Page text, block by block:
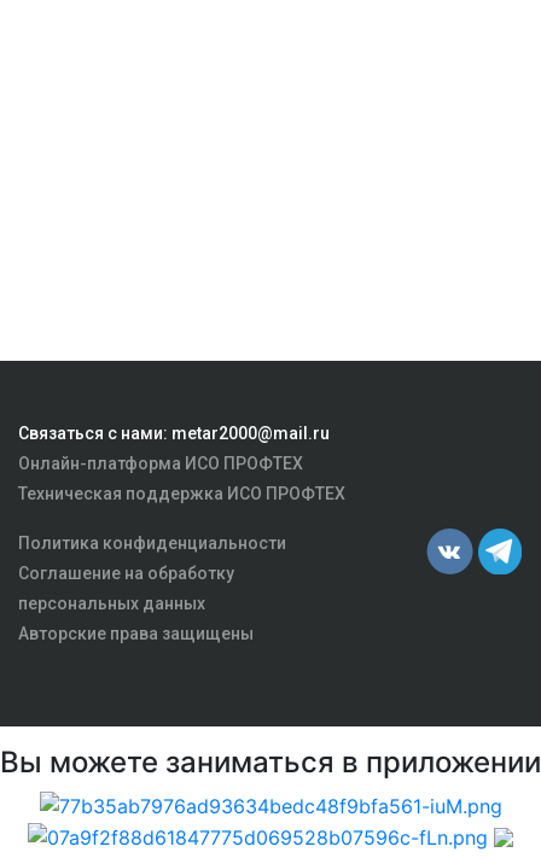
Связаться с нами: metar2000@mail.ru
Онлайн-платформа ИСО ПРОФТЕХ
Техническая поддержка ИСО ПРОФТЕХ
Политика конфиденциальности
Соглашение на обработку
персональных данных
Авторские права защищены
Вы можете заниматься в приложении